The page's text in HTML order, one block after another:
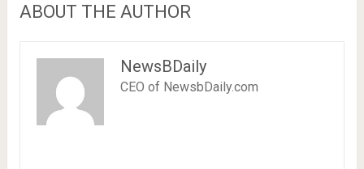
ABOUT THE AUTHOR
NewsBDaily
CEO of NewsbDaily.com